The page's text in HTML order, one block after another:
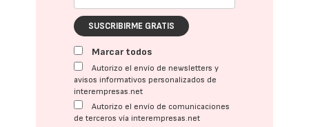
SUSCRIBIRME GRATIS
Marcar todos
Autorizo el envío de newsletters y
avisos informativos personalizados de
interempresas.net
Autorizo el envío de comunicaciones
de terceros vía interempresas.net